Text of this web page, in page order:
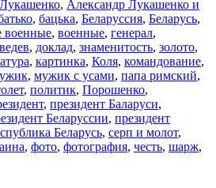
, Александр Лукашенко и
, бацька, Беларуссия, Беларусь,
военные, военные, генерал,
, доклад, знаменитость, золото,
, картинка, Коля, командование,
, мужик с усами, папа римский,
, политик, Порошенко,
, президент Баларуси,
Беларуссии, президент
Беларусь, серп и молот,
, фото, фотография, честь, шарж,